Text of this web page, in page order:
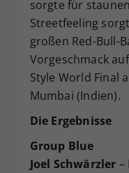
sorgte für
Streetfeeling
großen Red-Bull-
Vorgeschmack
Style World Final
Mumbai (Indien).
Die Ergebnisse
Group Blue
Joel Schwärzler –